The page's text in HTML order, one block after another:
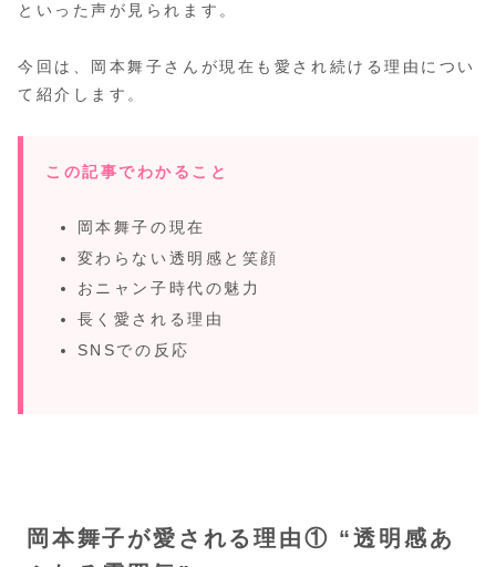
といった声が見られます。
今回は、岡本舞子さんが現在も愛され続ける理由につい
て紹介します。
この記事でわかること
岡本舞子の現在
変わらない透明感と笑顔
おニャン子時代の魅力
長く愛される理由
SNSでの反応
岡本舞子が愛される理由① “透明感あ